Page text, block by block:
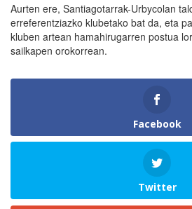
Aurten ere, Santiagotarrak-Urbycolan
erreferentziazko klubetako bat da, eta
kluben artean hamahirugarren postua
sailkapen orokorrean.
Facebook
Twitter